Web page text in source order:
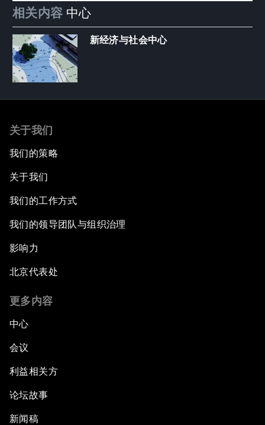
相关内容 中心
新经济与社会中心
关于我们
我们的策略
关于我们
我们的工作方式
我们的领导团队与组织治理
影响力
北京代表处
更多内容
中心
会议
利益相关方
论坛故事
新闻稿